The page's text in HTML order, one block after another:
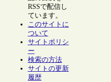
RSSで配信し
ています。
このサイトに
ついて
サイトポリシ
ー
検索の方法
サイトの更新
履歴